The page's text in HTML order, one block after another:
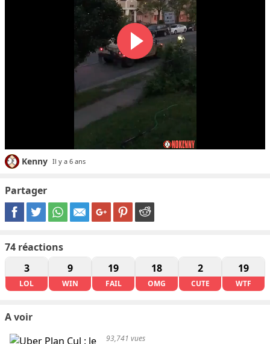
Kenny Il y a 6 ans
Partager
74 réactions
3
LOL
9
WIN
19
FAIL
18
OMG
2
CUTE
19
WTF
A voir
93,741 vues